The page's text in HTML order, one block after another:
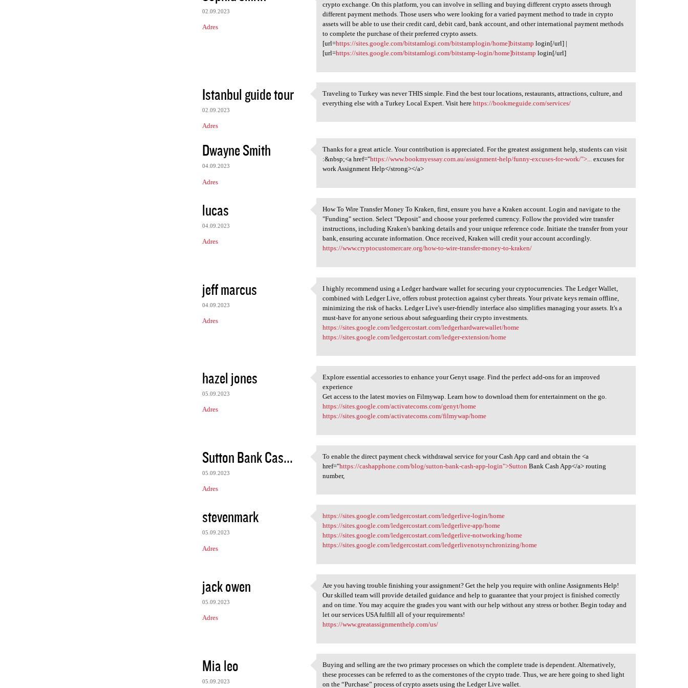
02.09.2023
Adres
crypto exchange. On this platform, you can involve in selling and buying different crypto assets through
different payment methods. Those users who were looking for a varied payment method to trade in crypto
assets will be able to use their credit card, debit card, bank account, and other international payment methods
to complete the purchase of their preferred crypto assets.
[url=https://sites.google.com/bitstamlogi.com/bitstamplogin/home]bitstamp login[/url] |
[url=https://sites.google.com/bitstamlogi.com/bitstamp-login/home]bitstamp login[/url]
Istanbul guide tour
02.09.2023
Adres
Traveling to Turkey was never
Traveling to Turkey was never THIS simple. Find the best tour locations, restaurants, attractions, culture, and
everything else with a Turkey Local Expert. Visit herehttps://bookmeguide.com/services/
Dwayne Smith
04.09.2023
Adres
Thanks for a great article.
Thanks for a great article. Your contribution is appreciated. For the greatest assignment help, students can visit
:&nbsp;<a href="https://www.bookmyessay.com.au/assignment-help/funny-excuses-for-work/">... excuses for
work Assignment Help</strong></a>
lucas
04.09.2023
Adres
How To Wire Transfer Money To
How To Wire Transfer Money To Kraken, first, ensure you have a Kraken account. Login and navigate to the
"Funding" section. Select "Deposit" and choose your preferred currency. Follow the provided wire transfer
instructions, including Kraken's banking details and your unique reference code. Initiate the transfer from your
bank, ensuring accurate information. Once received, Kraken will credit your account accordingly.
https://www.cryptocustomercare.org/how-to-wire-transfer-money-to-kraken/
jeff marcus
04.09.2023
Adres
I highly recommend using a
I highly recommend using a Ledger hardware wallet for securing your cryptocurrencies. The Ledger Wallet,
combined with Ledger Live, offers robust protection against cyber threats. Your private keys remain offline,
minimizing the risk of hacks. Ledger Live's user-friendly interface also simplifies managing your assets. It's a
must-have for anyone serious about safeguarding their crypto investments.
https://sites.google.com/ledgercostart.com/ledgerhardwarewallet/home
https://sites.google.com/ledgercostart.com/ledger-extension/home
hazel jones
05.09.2023
Adres
Explore essential accessories
Explore essential accessories to enhance your Genyt usage. Find the perfect add-ons for an improved
experience
Get access to the latest movies on Filmywap. Learn how to download them for entertainment on the go.
https://sites.google.com/activatecoms.com/genyt/home
https://sites.google.com/activatecoms.com/filmywap/home
Sutton Bank Cas...
05.09.2023
Adres
To enable the direct payment
To enable the direct payment check withdrawal service for your Cash App card and obtain the <a
href="https://cashapphone.com/blog/sutton-bank-cash-app-login">Sutton Bank Cash App</a> routing
number,
stevenmark
05.09.2023
Adres
https://sites.google.com
https://sites.google.com/ledgercostart.com/ledgerlive-login/home
https://sites.google.com/ledgercostart.com/ledgerlive-app/home
https://sites.google.com/ledgercostart.com/ledgerlive-notworking/home
https://sites.google.com/ledgercostart.com/ledgerlivenotsynchronizing/home
jack owen
05.09.2023
Adres
Are you having trouble
Are you having trouble finishing your assignment? Get the help you require with online Assignments Help!
Our skilled team will provide detailed guidance and help to guarantee that your project is finished correctly
and on time. You may acquire the grades you want with our help without any stress or bother. Begin today and
let our services USA fulfill all of your requirements!
https://www.greatassignmenthelp.com/us/
Mia leo
05.09.2023
Buying and selling are the
Buying and selling are the two primary processes on which the complete trade is dependent. Alternatively,
these processes can be referred to as the cornerstones of the crypto trade. Thus, we are here going to shed light
on the “Purchase” process of crypto assets using the Ledger Live wallet.